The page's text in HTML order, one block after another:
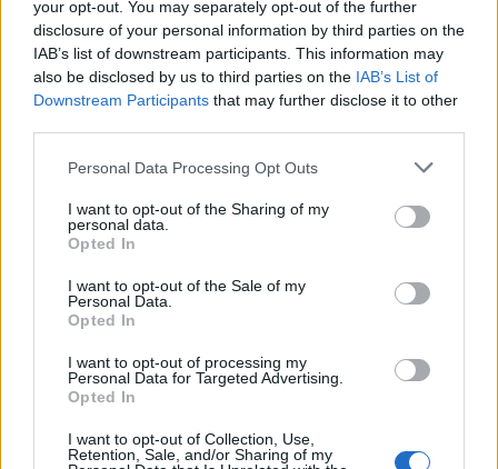
your opt-out. You may separately opt-out of the further
disclosure of your personal information by third parties on the
IAB’s list of downstream participants. This information may
also be disclosed by us to third parties on the IAB’s List of
Downstream Participants that may further disclose it to other
Personal Data Processing Opt Outs
I want to opt-out of the Sharing of my
personal data.
Opted In
I want to opt-out of the Sale of my
Personal Data.
Opted In
I want to opt-out of processing my
Personal Data for Targeted Advertising.
Opted In
I want to opt-out of Collection, Use,
Retention, Sale, and/or Sharing of my
09:14
Χανιά: Ελλείψεις προσωπικού και προβλήματα στις
υπηρεσίες καθαριότητας
09:08
Όταν ο σεισμός της Κρήτης «λάβωσε» τον Φάρο της
Αλεξάνδρειας
08:55
Νέοι ρωσικοί βομβαρδισμοί στο Κίεβο: Τρεις νεκροί,